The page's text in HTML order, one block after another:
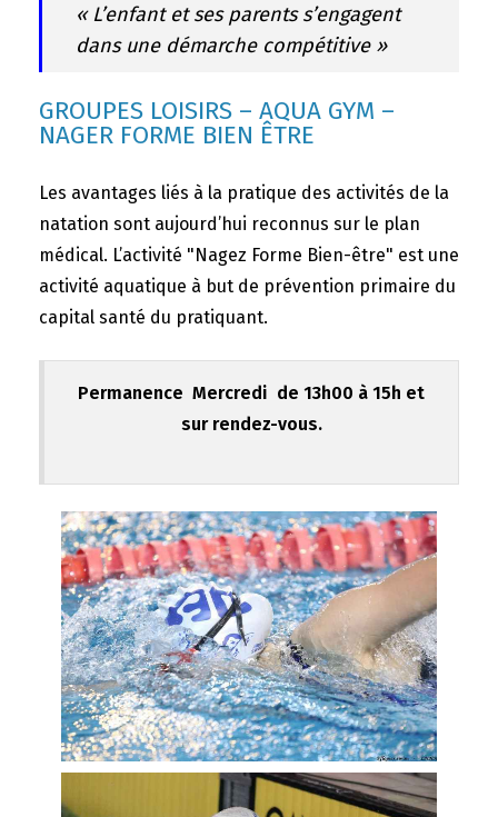
« L’enfant et ses parents s’engagent
dans une démarche compétitive »
GROUPES LOISIRS – AQUA GYM –
NAGER FORME BIEN ÊTRE
Les avantages liés à la pratique des activités de la
natation sont aujourd’hui reconnus sur le plan
médical. L’activité "Nagez Forme Bien-être" est une
activité aquatique à but de prévention primaire du
capital santé du pratiquant.
Permanence Mercredi de 13h00 à 15h et
sur rendez-vous.